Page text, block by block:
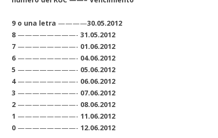
9 o una letra ————30.05.2012
8 ————————- 31.05.2012
7 ————————- 01.06.2012
6 ————————- 04.06.2012
5 ————————- 05.06.2012
4————————- 06.06.2012
3 ————————- 07.06.2012
2 ————————- 08.06.2012
1 ————————- 11.06.2012
0 ————————- 12.06.2012